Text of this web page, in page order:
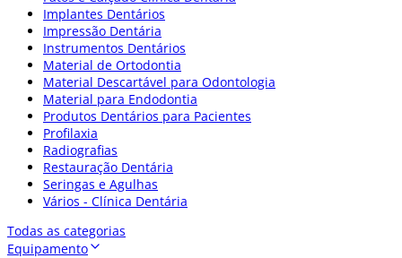
Implantes Dentários
Impressão Dentária
Instrumentos Dentários
Material de Ortodontia
Material Descartável para Odontologia
Material para Endodontia
Produtos Dentários para Pacientes
Profilaxia
Radiografias
Restauração Dentária
Seringas e Agulhas
Vários - Clínica Dentária
Todas as categorias
Equipamento